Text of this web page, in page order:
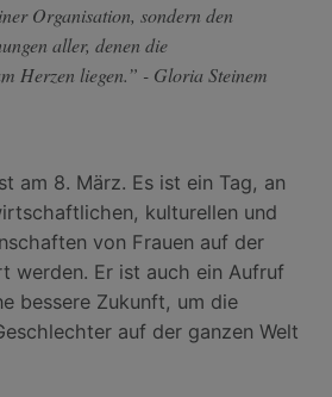
Organisation, sondern den
aller, denen die
Herzen liegen.” - Gloria Steinem
am 8. März. Es ist ein Tag, an
kulturellen und
von Frauen auf der
werden. Er ist auch ein Aufruf
bessere Zukunft, um die
auf der ganzen Welt